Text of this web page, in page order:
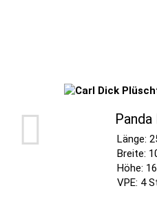
Panda
Länge:
Breite:
Höhe:
VPE: 4